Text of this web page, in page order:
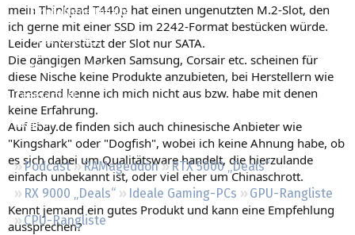
Empfohlene Inhalte
Neue Beiträge
Neueste Aktivitäten
Leserartikel
Regeln
Podcast RAMageddon
RTX 5000 „Deals“
RX 9000 „Deals“
Ideale Gaming-PCs
GPU-Rangliste
CPU-Rangliste
mein Thinkpad T440p hat einen ungenutzten M.2-Slot, den
ich gerne mit einer SSD im 2242-Format bestücken würde.
Leider unterstützt der Slot nur SATA.
Die gängigen Marken Samsung, Corsair etc. scheinen für
diese Nische keine Produkte anzubieten, bei Herstellern wie
Transcend kenne ich mich nicht aus bzw. habe mit denen
keine Erfahrung.
Auf Ebay.de finden sich auch chinesische Anbieter wie
"Kingshark" oder "Dogfish", wobei ich keine Ahnung habe, ob
es sich dabei um Qualitätsware handelt, die hierzulande
einfach unbekannt ist, oder viel eher um Chinaschrott.
Kennt jemand ein gutes Produkt und kann eine Empfehlung
aussprechen?